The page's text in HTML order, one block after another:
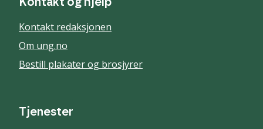
Kontakt og hjelp
Kontakt redaksjonen
Om ung.no
Bestill plakater og brosjyrer
Tjenester